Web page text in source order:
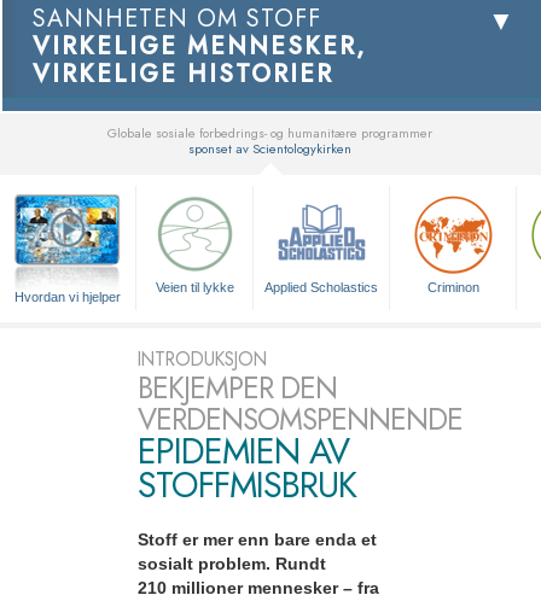
SANNHETEN OM STOFF
VIRKELIGE MENNESKER,
VIRKELIGE HISTORIER
Globale sosiale forbedrings- og humanitære programmer
sponset av Scientologykirken
Hvordan vi hjelper
Veien til lykke Applied Scholastics Criminon
INTRODUKSJON
BEKJEMPER DEN
VERDENSOMSPENNENDE
EPIDEMIEN AV
STOFFMISBRUK
Stoff er mer enn bare enda et
sosialt problem. Rundt
210 millioner mennesker – fra